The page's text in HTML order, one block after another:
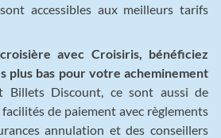
accessibles aux meilleurs tarifs
avec Croisiris, bénéficiez
plus bas pour votre acheminement
Billets Discount, ce sont aussi de
de paiement avec règlements
annulation et des conseillers